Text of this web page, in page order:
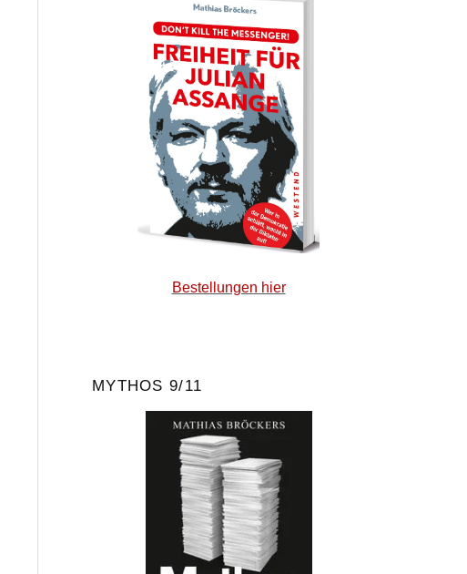
Bestellungen hier
MYTHOS 9/11